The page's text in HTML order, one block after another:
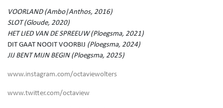
VOORLAND (Ambo|Anthos, 2016)
SLOT (Gloude, 2020)
HET LIED VAN DE SPREEUW (Ploegsma, 2021)
DIT GAAT NOOIT VOORBIJ (Ploegsma, 2024)
JIJ BENT MIJN BEGIN (Ploegsma, 2025)
www.instagram.com/octaviewolters
www.twitter.com/octaview